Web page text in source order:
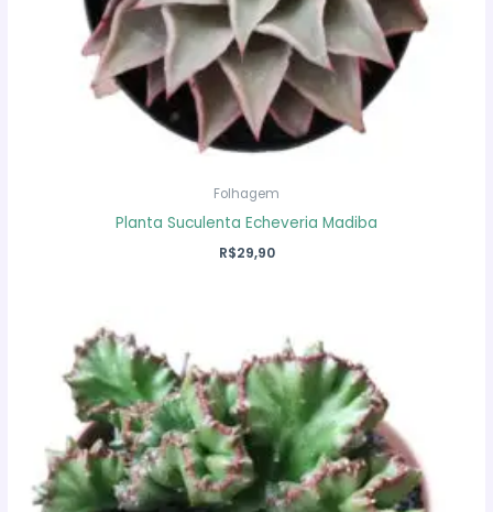
Folhagem
Planta Suculenta Echeveria Madiba
R$29,90